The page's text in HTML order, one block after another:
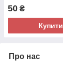
50 ₴
Купити
Про нас